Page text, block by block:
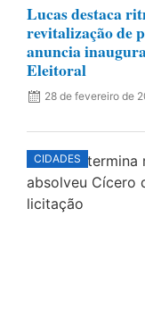
Lucas destaca
revitalização de
anuncia
Eleitoral
28 de fevereiro de
CIDADES